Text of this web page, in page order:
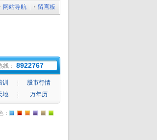
网站导航 留言板
线： 8922767
训
股市行情
地 万年历
：